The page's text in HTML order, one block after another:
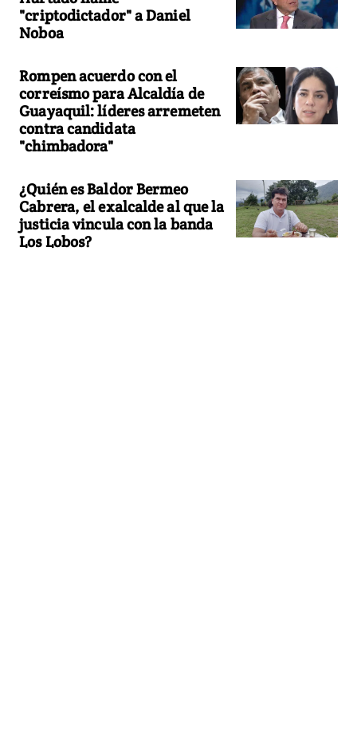
"criptodictador" a Daniel
Noboa
Rompen acuerdo con el
correísmo para Alcaldía de
Guayaquil: líderes arremeten
contra candidata
"chimbadora"
¿Quién es Baldor Bermeo
Cabrera, el exalcalde al que la
justicia vincula con la banda
Los Lobos?